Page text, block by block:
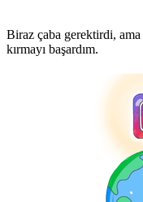
Biraz çaba gerektirdi, ama
kırmayı başardım.